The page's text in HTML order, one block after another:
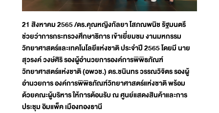
21 สิงหาคม 2565 /ดร.คุณหญิงกัลยา โสภณพนิช รัฐมนตรี
ช่วยว่าการกระทรวงศึกษาธิการ เข้าเยี่ยมชม งานมหกรรม
วิทยาศาสตร์และเทคโนโลยีแห่งชาติ ประจำปี 2565 โดยมี นาย
สุวรงค์ วงษ์ศิริ รองผู้อำนวยการองค์การพิพิธภัณฑ์
วิทยาศาสตร์แห่งชาติ (อพวช.) ดร.ชนินทร วรรณวิจิตร รองผู้
อำนวยการ องค์การพิพิธภัณฑ์วิทยาศาสตร์แห่งชาติ พร้อม
ด้วยคณะผู้บริหาร ให้การต้อนรับ ณ ศูนย์แสดงสินค้าและการ
ประชุม อิมแพ็ค เมืองทองธานี